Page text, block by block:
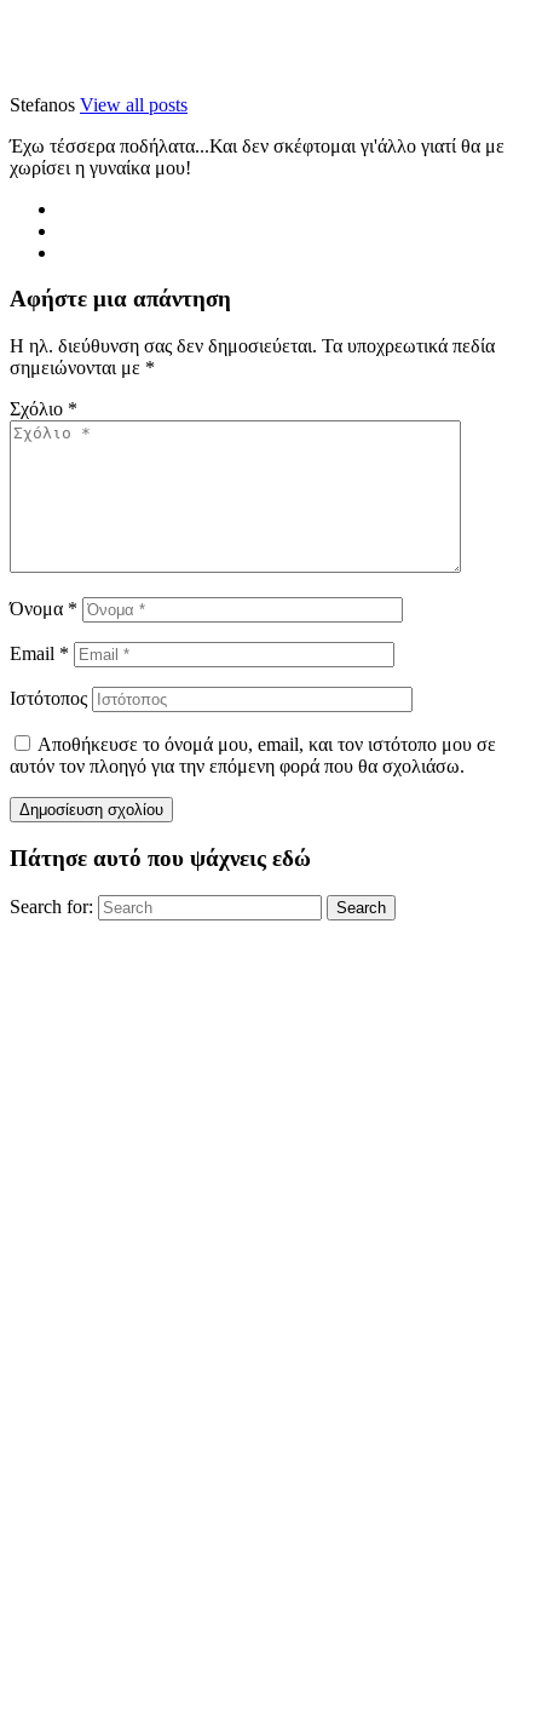
Stefanos View all posts
Έχω τέσσερα ποδήλατα...Και δεν σκέφτομαι γι'άλλο γιατί θα με
χωρίσει η γυναίκα μου!
Αφήστε μια απάντηση
Η ηλ. διεύθυνση σας δεν δημοσιεύεται. Τα υποχρεωτικά πεδία
σημειώνονται με *
Σχόλιο *
Όνομα *
Email *
Ιστότοπος
Αποθήκευσε το όνομά μου, email, και τον ιστότοπο μου σε
αυτόν τον πλοηγό για την επόμενη φορά που θα σχολιάσω.
Πάτησε αυτό που ψάχνεις εδώ
Search for: Search